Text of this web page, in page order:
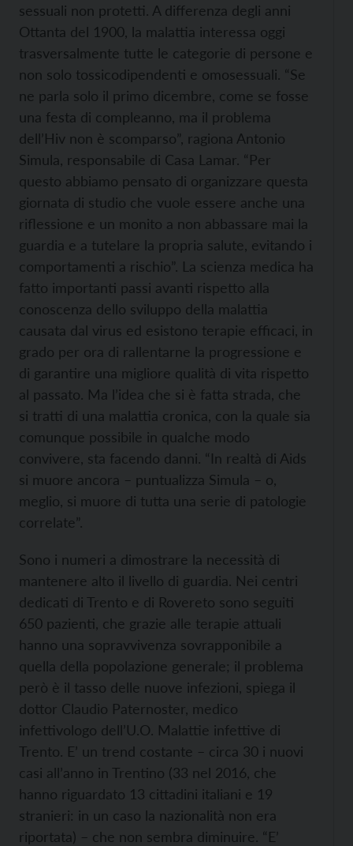
sessuali non protetti. A differenza degli anni
Ottanta del 1900, la malattia interessa oggi
trasversalmente tutte le categorie di persone e
non solo tossicodipendenti e omosessuali. “Se
ne parla solo il primo dicembre, come se fosse
una festa di compleanno, ma il problema
dell’Hiv non è scomparso”, ragiona Antonio
Simula, responsabile di Casa Lamar. “Per
questo abbiamo pensato di organizzare questa
giornata di studio che vuole essere anche una
riflessione e un monito a non abbassare mai la
guardia e a tutelare la propria salute, evitando i
comportamenti a rischio”. La scienza medica ha
fatto importanti passi avanti rispetto alla
conoscenza dello sviluppo della malattia
causata dal virus ed esistono terapie efficaci, in
grado per ora di rallentarne la progressione e
di garantire una migliore qualità di vita rispetto
al passato. Ma l’idea che si è fatta strada, che
si tratti di una malattia cronica, con la quale sia
comunque possibile in qualche modo
convivere, sta facendo danni. “In realtà di Aids
si muore ancora – puntualizza Simula – o,
meglio, si muore di tutta una serie di patologie
correlate”.
Sono i numeri a dimostrare la necessità di
mantenere alto il livello di guardia. Nei centri
dedicati di Trento e di Rovereto sono seguiti
650 pazienti, che grazie alle terapie attuali
hanno una sopravvivenza sovrapponibile a
quella della popolazione generale; il problema
però è il tasso delle nuove infezioni, spiega il
dottor Claudio Paternoster, medico
infettivologo dell’U.O. Malattie infettive di
Trento. E’ un trend costante – circa 30 i nuovi
casi all’anno in Trentino (33 nel 2016, che
hanno riguardato 13 cittadini italiani e 19
stranieri: in un caso la nazionalità non era
riportata) – che non sembra diminuire. “E’